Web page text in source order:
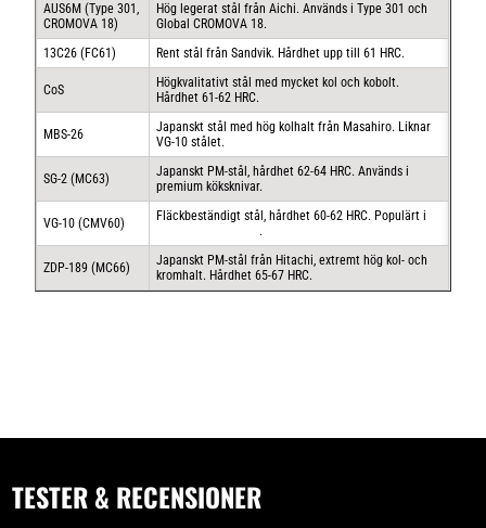
AUS6M (Type 301,
CROMOVA 18)
Hög legerat stål från Aichi. Används i Type 301 och
Global CROMOVA 18.
13C26 (FC61)
Rent stål från Sandvik. Hårdhet upp till 61 HRC.
CoS
Högkvalitativt stål med mycket kol och kobolt.
Hårdhet 61-62 HRC.
MBS-26
Japanskt stål med hög kolhalt från Masahiro. Liknar
VG-10 stålet.
SG-2 (MC63)
Japanskt PM-stål, hårdhet 62-64 HRC. Används i
premium köksknivar.
VG-10 (CMV60)
Fläckbeständigt stål, hårdhet 60-62 HRC. Populärt i
.
ZDP-189 (MC66)
Japanskt PM-stål från Hitachi, extremt hög kol- och
kromhalt. Hårdhet 65-67 HRC.
TESTER & RECENSIONER